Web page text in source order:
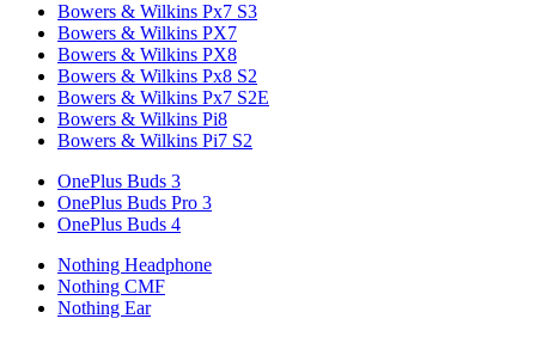
Bowers & Wilkins Px7 S3
Bowers & Wilkins PX7
Bowers & Wilkins PX8
Bowers & Wilkins Px8 S2
Bowers & Wilkins Px7 S2E
Bowers & Wilkins Pi8
Bowers & Wilkins Pi7 S2
OnePlus Buds 3
OnePlus Buds Pro 3
OnePlus Buds 4
Nothing Headphone
Nothing CMF
Nothing Ear